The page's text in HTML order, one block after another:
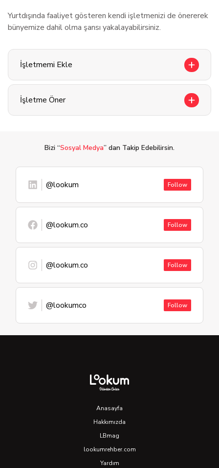
Yurtdışında faaliyet gösteren kendi işletmenizi de önererek
bünyemize dahil olma şansı yakalayabilirsiniz.
İşletmemi Ekle
İşletme Öner
Bizi “Sosyal Medya” dan Takip Edebilirsin.
@lookum Follow
@lookum.co Follow
@lookum.co Follow
@lookumco Follow
Anasayfa
Hakkımızda
LBmag
lookumrehber.com
Yardım